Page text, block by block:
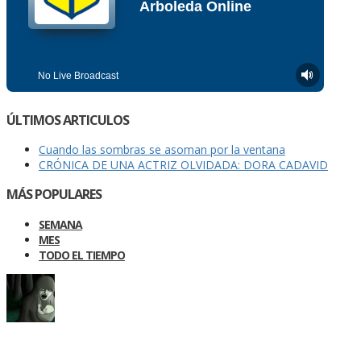
ÚLTIMOS ARTICULOS
Cuando las sombras se asoman por la ventana
CRÓNICA DE UNA ACTRIZ OLVIDADA: DORA CADAVID
MÁS POPULARES
SEMANA
MES
TODO EL TIEMPO